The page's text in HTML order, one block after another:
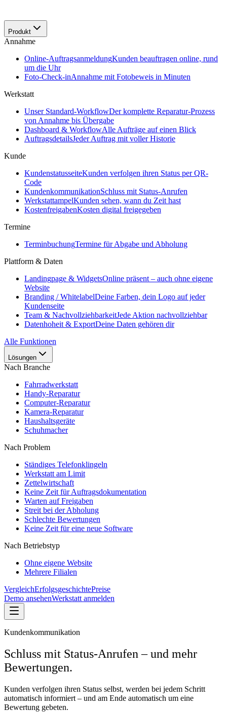
Produkt
Annahme
Online-AuftragsanmeldungKunden beauftragen online, rund
um die Uhr
Foto-Check-inAnnahme mit Fotobeweis in Minuten
Werkstatt
Unser Standard-WorkflowDer komplette Reparatur-Prozess
von Annahme bis Übergabe
Dashboard & WorkflowAlle Aufträge auf einen Blick
AuftragsdetailsJeder Auftrag mit voller Historie
Kunde
KundenstatusseiteKunden verfolgen ihren Status per QR-
Code
KundenkommunikationSchluss mit Status-Anrufen
WerkstattampelKunden sehen, wann du Zeit hast
KostenfreigabenKosten digital freigegeben
Termine
TerminbuchungTermine für Abgabe und Abholung
Plattform & Daten
Landingpage & WidgetsOnline präsent – auch ohne eigene
Website
Branding / WhitelabelDeine Farben, dein Logo auf jeder
Kundenseite
Team & NachvollziehbarkeitJede Aktion nachvollziehbar
Datenhoheit & ExportDeine Daten gehören dir
Alle Funktionen
Lösungen
Nach Branche
Fahrradwerkstatt
Handy-Reparatur
Computer-Reparatur
Kamera-Reparatur
Haushaltsgeräte
Schuhmacher
Nach Problem
Ständiges Telefonklingeln
Werkstatt am Limit
Zettelwirtschaft
Keine Zeit für Auftragsdokumentation
Warten auf Freigaben
Streit bei der Abholung
Schlechte Bewertungen
Keine Zeit für eine neue Software
Nach Betriebstyp
Ohne eigene Website
Mehrere Filialen
VergleichErfolgsgeschichtePreise
Demo ansehenWerkstatt anmelden
Kundenkommunikation
Schluss mit Status-Anrufen – und mehr
Bewertungen.
Kunden verfolgen ihren Status selbst, werden bei jedem Schritt
automatisch informiert – und am Ende automatisch um eine
Bewertung gebeten.